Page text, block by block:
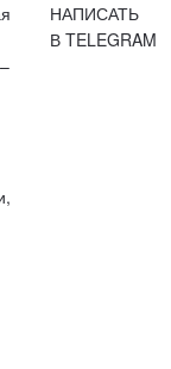
НАПИСАТЬ
В TELEGRAM